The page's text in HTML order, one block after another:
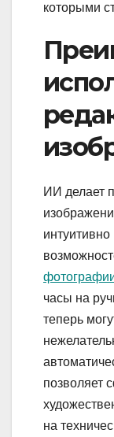
которыми
ИИ делает
часы на
теперь
позволяет
на